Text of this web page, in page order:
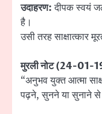
उदाहरण:दीपक स्वयं
है।
उसी तरह साक्षात्कार
मुरली नोट (24-01-
“अनुभव युक्त आत्मा
पढ़ने, सुनने या सुनाने से